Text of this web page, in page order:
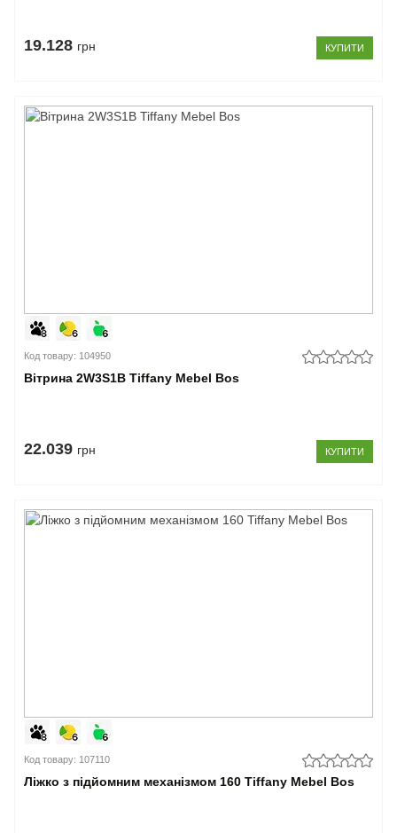
19.128 грн КУПИТИ
Код товару: 104950
Вітрина 2W3S1B Tiffany Mebel Bos
22.039 грн КУПИТИ
Код товару: 107110
Ліжко з підйомним механізмом 160 Tiffany Mebel Bos